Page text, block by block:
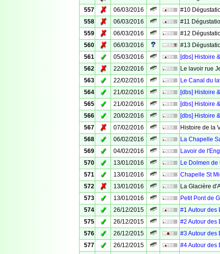
557
✗ 06/03/2016
#10
558
✗ 06/03/2016
#11
559
✗ 06/03/2016
#12
560
✗ 06/03/2016
#13
561
✓ 05/03/2016
[dbs] Histoire
562
✗ 22/02/2016
Le lavoir rue
563
✓ 22/02/2016
Le Canal du
564
✓ 21/02/2016
[dbs] Histoire
565
✓ 21/02/2016
[dbs] Histoire
566
✓ 20/02/2016
[dbs] Histoire
567
✗ 07/02/2016
Histoire de la
568
✓ 06/02/2016
La Chapelle
569
✓ 04/02/2016
Lavoir de
570
✓ 13/01/2016
Le Dolmen de
571
✓ 13/01/2016
Chapelle St
572
✗ 13/01/2016
La Glacière
573
✓ 13/01/2016
Petit Pont de
574
✓ 26/12/2015
#1 Autour des
575
✓ 26/12/2015
#2 Autour des
576
✓ 26/12/2015
#3 Autour des
577
✓ 26/12/2015
#4 Autour des